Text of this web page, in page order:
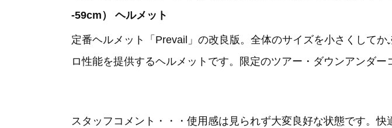
-59cm） ヘルメット
定番ヘルメット「Prevail」の改良版。全体のサイズを小さくして
ロ性能を提供するヘルメットです。限定のツアー・ダウンアンダー
スタッフコメント・・・使用感は見られず大変良好な状態です。